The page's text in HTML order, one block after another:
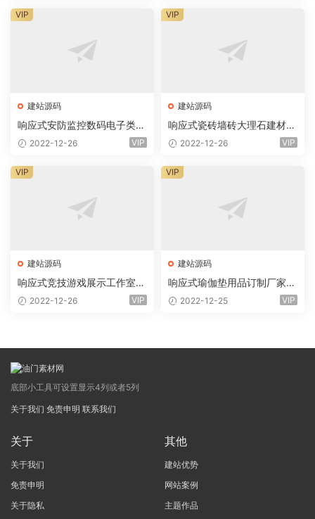
建站源码
响应式安防监控数码电子类企
业网站eyoucms易优模板(pc
2022-12-26 VIP
VIP
建站源码
响应式瓷砖墙砖大理石建材类
网站eyoucms易优模板(pc+
2022-12-26 VIP
VIP
建站源码
响应式竞技游戏展示工作室网
站eyoucms易优模板(pc+wa
2022-12-26 VIP
VIP
建站源码
响应式瑜伽垫用品订制厂家网
站eyoucms易优模板(pc+wa
2022-12-25 VIP
VIP
底部小工具可设置显示4列或者5列
关于我们 免责申明 联系我们
关于
关于我们
免责申明
关于隐私
其他
建站优势
网站案例
主题作品